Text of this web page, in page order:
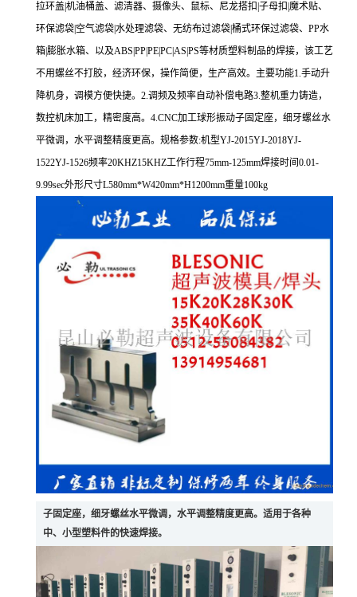
拉环盖|机油桶盖、滤清器、摄像头、鼠标、尼龙搭扣|子母扣|魔术贴、
环保滤袋|空气滤袋|水处理滤袋、无纺布过滤袋|桶式环保过滤袋、PP水
箱|膨胀水箱、以及ABS|PP|PE|PC|AS|PS等材质塑料制品的焊接，该工艺
不用螺丝不打胶，经济环保，操作简便，生产高效。主要功能1.手动升
降机身，调模方便快捷。2.调频及频率自动补偿电路3.整机重力铸造，
数控机床加工，精密度高。4.CNC加工球形振动子固定座，细牙螺丝水
平微调，水平调整精度更高。规格参数:机型YJ-2015YJ-2018YJ-
1522YJ-1526频率20KHZ15KHZ工作行程75mm-125mm焊接时间0.01-
9.99sec外形尺寸L580mm*W420mm*H1200mm重量100kg
子固定座，细牙螺丝水平微调，水平调整精度更高。适用于各种
中、小型塑料件的快速焊接。